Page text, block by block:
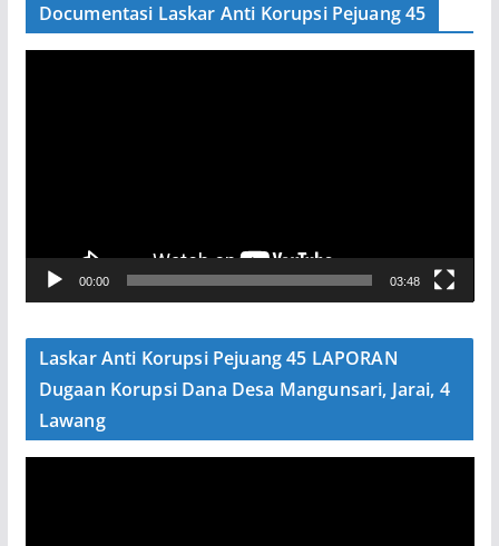
Documentasi Laskar Anti Korupsi Pejuang 45
V
e
00:00 03:48
Laskar Anti Korupsi Pejuang 45 LAPORAN
Dugaan Korupsi Dana Desa Mangunsari, Jarai, 4
Lawang